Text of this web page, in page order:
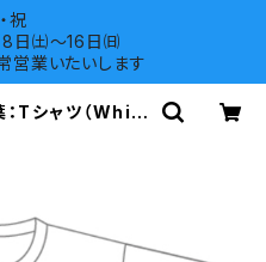
祝
8日㈯～16日㈰
営業いたいします
：Tシャツ（Whit